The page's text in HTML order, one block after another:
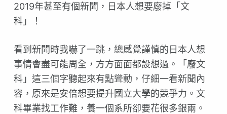
2019年甚至有個新聞，日本人想要廢掉「文
科」！
看到新聞時我嚇了一跳，總感覺謹慎的日本人想
事情會盡可能周全，方方面面都設想過。「廢文
科」這三個字聽起來有點聳動，仔細一看新聞內
容，原來是安倍想要提升國立大學的競爭力。文
科畢業找工作難，養一個系所卻要花很多銀兩。